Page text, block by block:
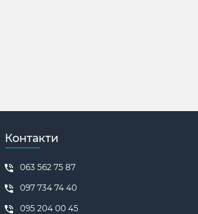
Контакти
063 562 75 87
097 734 74 40
095 204 00 45